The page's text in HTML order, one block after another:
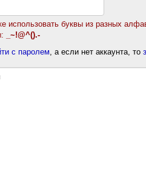
использовать буквы из разных
_~!@^().-
с паролем, а если нет аккаунта, то